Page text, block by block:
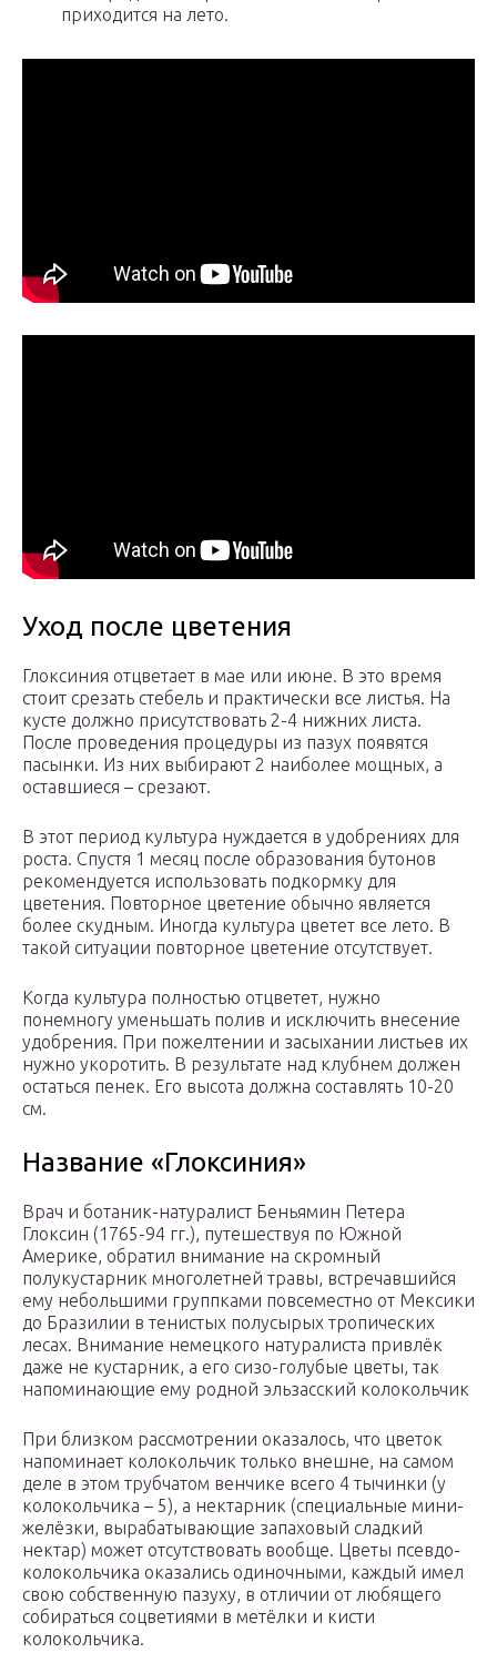
приходится на лето.
Уход после цветения
Глоксиния отцветает в мае или июне. В это время
стоит срезать стебель и практически все листья. На
кусте должно присутствовать 2-4 нижних листа.
После проведения процедуры из пазух появятся
пасынки. Из них выбирают 2 наиболее мощных, а
оставшиеся – срезают.
В этот период культура нуждается в удобрениях для
роста. Спустя 1 месяц после образования бутонов
рекомендуется использовать подкормку для
цветения. Повторное цветение обычно является
более скудным. Иногда культура цветет все лето. В
такой ситуации повторное цветение отсутствует.
Когда культура полностью отцветет, нужно
понемногу уменьшать полив и исключить внесение
удобрения. При пожелтении и засыхании листьев их
нужно укоротить. В результате над клубнем должен
остаться пенек. Его высота должна составлять 10-20
см.
Название «Глоксиния»
Врач и ботаник-натуралист Беньямин Петера
Глоксин (1765-94 гг.), путешествуя по Южной
Америке, обратил внимание на скромный
полукустарник многолетней травы, встречавшийся
ему небольшими группками повсеместно от Мексики
до Бразилии в тенистых полусырых тропических
лесах. Внимание немецкого натуралиста привлёк
даже не кустарник, а его сизо-голубые цветы, так
напоминающие ему родной эльзасский колокольчик
При близком рассмотрении оказалось, что цветок
напоминает колокольчик только внешне, на самом
деле в этом трубчатом венчике всего 4 тычинки (у
колокольчика – 5), а нектарник (специальные мини-
желёзки, вырабатывающие запаховый сладкий
нектар) может отсутствовать вообще. Цветы псевдо-
колокольчика оказались одиночными, каждый имел
свою собственную пазуху, в отличии от любящего
собираться соцветиями в метёлки и кисти
колокольчика.